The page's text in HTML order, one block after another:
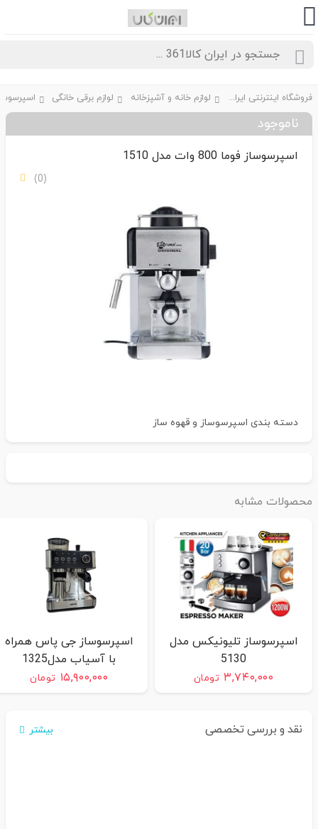
فروشگاه اینترنتی ایران کالا361 لوازم خانه و آشپزخانه لوازم برقی خانگی اسپرسوساز
ناموجود
اسپرسوساز فوما 800 وات مدل 1510
دسته بندیاسپرسوساز و قهوه ساز
مشابه
اسپرسوساز تلیونیکس مدل
5130
۳,۷۴۰,۰۰۰ تومان
اسپرسوساز جی پاس همراه
با آسیاب مدل1325
۱۵,۹۰۰,۰۰۰ تومان
نقد و بررسی تخصصی بیشتر